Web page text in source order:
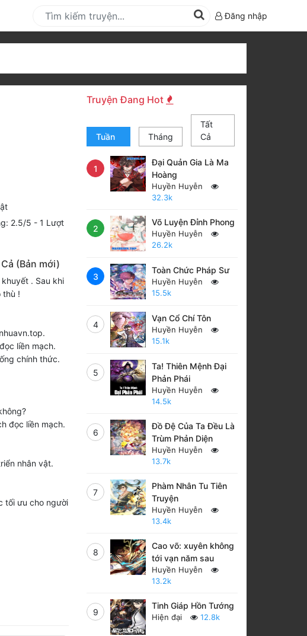
Đăng nhập
2.5/5 - 1 Lượt
(Bản mới)
. Sau khi
thù !
liền mạch.
chính thức.
đọc liền mạch.
nhân vật.
tối ưu cho người
Truyện Đang Hot
Tuần Tháng
Tất
Cả
1
Đại Quản Gia Là Ma
Hoàng
Huyền Huyễn
32.3k
2
Võ Luyện Đỉnh Phong
Huyền Huyễn
26.2k
3
Toàn Chức Pháp Sư
Huyền Huyễn
15.5k
4
Vạn Cổ Chí Tôn
Huyền Huyễn
15.1k
5
Ta! Thiên Mệnh Đại
Phản Phái
Huyền Huyễn
14.5k
6
Đồ Đệ Của Ta Đều Là
Trùm Phản Diện
Huyền Huyễn
13.7k
7
Phàm Nhân Tu Tiên
Truyện
Huyền Huyễn
13.4k
8
Cao võ: xuyên không
tới vạn năm sau
Huyền Huyễn
13.2k
9
Tinh Giáp Hồn Tướng
Hiện đại 12.8k